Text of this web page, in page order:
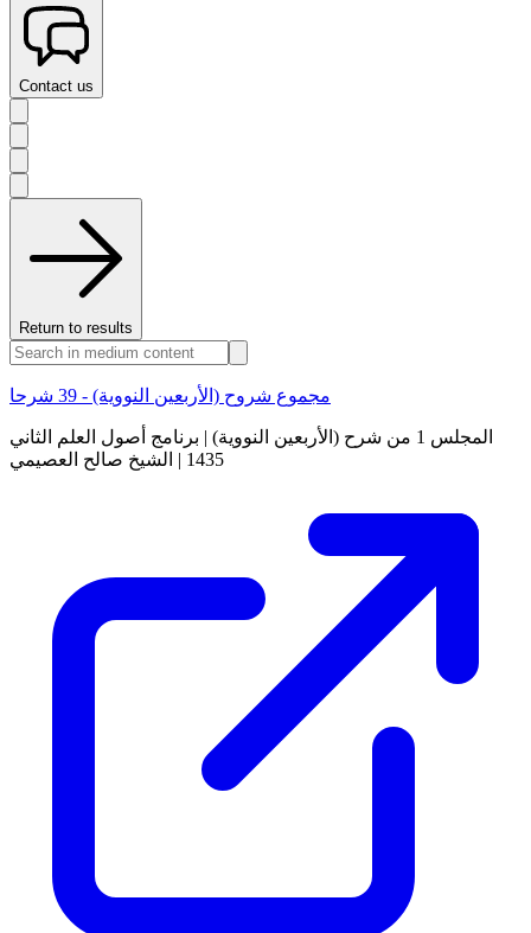
Contact us
Return to results
مجموع شروح (الأربعين النووية) - 39 شرحا
المجلس 1 من شرح (الأربعين النووية) | برنامج أصول العلم الثاني
1435 | الشيخ صالح العصيمي